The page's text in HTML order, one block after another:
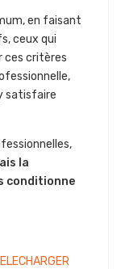
en faisant
ceux qui
ces critères
satisfaire
la
conditionne